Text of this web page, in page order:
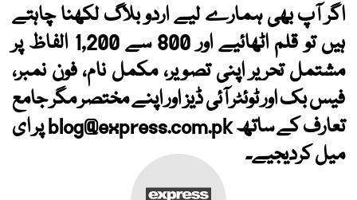
اگر آپ بھی ہمارے لیے اردو بلاگ لکھنا چاہتے
ہیں تو قلم اٹھائیے اور 800 سے 1,200 الفاظ پر
مشتمل تحریر اپنی تصویر، مکمل نام، فون نمبر،
فیس بک اور ٹوئٹر آئی ڈیز اور اپنے مختصر مگر جامع
تعارف کے ساتھblog@express.com.pkپر ای
میل کردیجیے۔